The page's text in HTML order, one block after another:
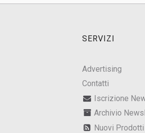
SERVIZI
Advertising
Contatti
Iscrizione
Archivio
Nuovi Prodotti